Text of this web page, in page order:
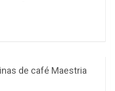
de café Maestria